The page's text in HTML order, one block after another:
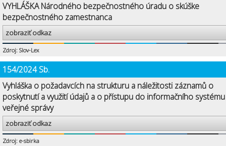
VYHLÁŠKA Národného bezpečnostného úradu o skúške
bezpečnostného zamestnanca
zobraziť odkaz
Zdroj: Slov-Lex
154/2024 Sb.
Vyhláška o požadavcích na strukturu a náležitosti záznamů o
poskytnutí a využití údajů a o přístupu do informačního systému
veřejné správy
zobraziť odkaz
Zdroj: e-sbirka